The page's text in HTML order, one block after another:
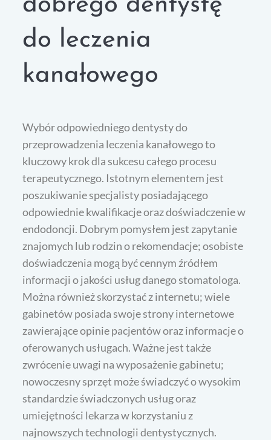
dobrego dentystę
do leczenia
kanałowego
Wybór odpowiedniego dentysty do
przeprowadzenia leczenia kanałowego to
kluczowy krok dla sukcesu całego procesu
terapeutycznego. Istotnym elementem jest
poszukiwanie specjalisty posiadającego
odpowiednie kwalifikacje oraz doświadczenie w
endodoncji. Dobrym pomysłem jest zapytanie
znajomych lub rodzin o rekomendacje; osobiste
doświadczenia mogą być cennym źródłem
informacji o jakości usług danego stomatologa.
Można również skorzystać z internetu; wiele
gabinetów posiada swoje strony internetowe
zawierające opinie pacjentów oraz informacje o
oferowanych usługach. Ważne jest także
zwrócenie uwagi na wyposażenie gabinetu;
nowoczesny sprzęt może świadczyć o wysokim
standardzie świadczonych usług oraz
umiejętności lekarza w korzystaniu z
najnowszych technologii dentystycznych.